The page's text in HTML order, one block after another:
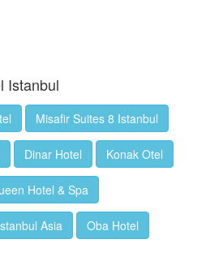
Istanbul
Misafir Suites 8 Istanbul
Dinar Hotel Konak Otel
Hotel & Spa
Asia Oba Hotel